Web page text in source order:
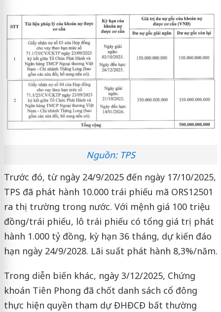
Nguồn: TPS
Trước đó, từ ngày 24/9/2025 đến ngày 17/10/2025,
TPS đã phát hành 10.000 trái phiếu mã ORS12501
ra thị trường trong nước. Với mệnh giá 100 triệu
đồng/trái phiếu, lô trái phiếu có tổng giá trị phát
hành 1.000 tỷ đồng, kỳ hạn 36 tháng, dự kiến đáo
hạn ngày 24/9/2028. Lãi suất phát hành 8,3%/năm.
Trong diễn biến khác, ngày 3/12/2025, Chứng
khoán Tiên Phong đã chốt danh sách cổ đông
thực hiện quyền tham dự ĐHĐCĐ bất thường